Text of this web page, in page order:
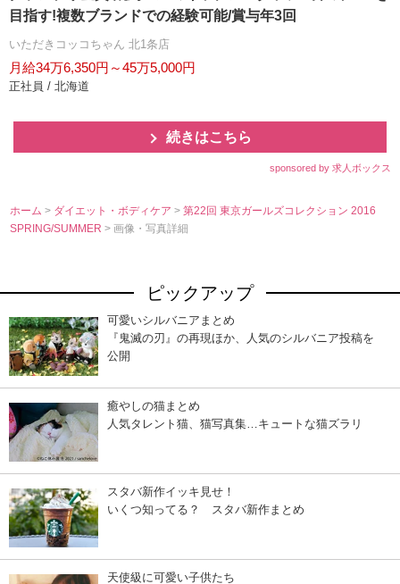
目指す!複数ブランドでの経験可能/賞与年3回
いただきコッコちゃん 北1条店
月給34万6,350円～45万5,000円
正社員 / 北海道
続きはこちら
sponsored by 求人ボックス
ホーム > ダイエット・ボディケア>第22回 東京ガールズコレクション 2016
SPRING/SUMMER> 画像・写真詳細
ピックアップ
可愛いシルバニアまとめ
『鬼滅の刃』の再現ほか、人気のシルバニア投稿を
公開
癒やしの猫まとめ
人気タレント猫、猫写真集…キュートな猫ズラリ
スタバ新作イッキ見せ！
いくつ知ってる？ スタバ新作まとめ
天使級に可愛い子供たち